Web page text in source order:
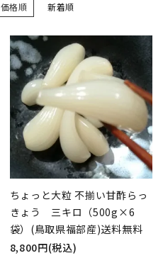
価格順 新着順
ちょっと大粒 不揃い甘酢らっ
きょう 三キロ（500g×6
袋）(鳥取県福部産)送料無料
8,800円(税込)